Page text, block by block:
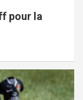
pour la